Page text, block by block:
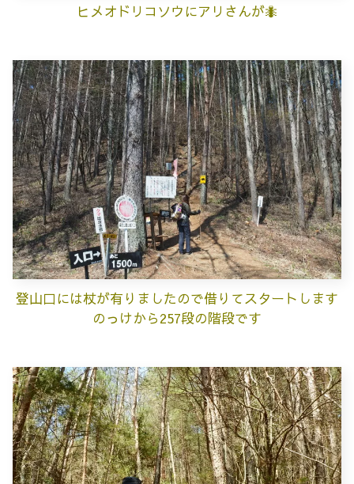
ヒメオドリコソウにアリさんが🐜
登山口には杖が有りましたので借りてスタートします
のっけから257段の階段です